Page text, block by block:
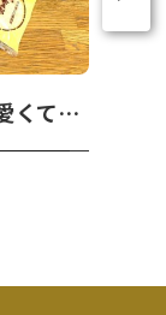
日光で人気のお土産 10選！可愛くて美味しいお菓子を紹介！